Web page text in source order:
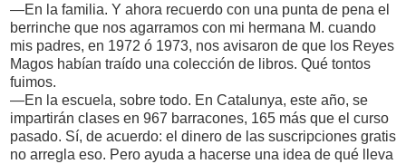
—En la familia. Y ahora recuerdo con una punta de pena el
berrinche que nos agarramos con mi hermana M. cuando
mis padres, en 1972 ó 1973, nos avisaron de que los Reyes
Magos habían traído una colección de libros. Qué tontos
fuimos.
—En la escuela, sobre todo. En Catalunya, este año, se
impartirán clases en 967 barracones, 165 más que el curso
pasado. Sí, de acuerdo: el dinero de las suscripciones gratis
no arregla eso. Pero ayuda a hacerse una idea de qué lleva